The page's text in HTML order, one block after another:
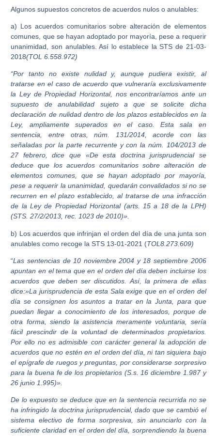
Algunos supuestos concretos de acuerdos nulos o anulables:
a) Los acuerdos comunitarios sobre alteración de elementos
comunes, que se hayan adoptado por mayoría, pese a requerir
unanimidad, son anulables. Así lo establece la STS de 21-03-
2018(TOL 6.558.972)
“Por tanto no existe nulidad y, aunque pudiera existir, al
tratarse en el caso de acuerdo que vulneraría exclusivamente
la Ley de Propiedad Horizontal, nos encontraríamos ante un
supuesto de anulabilidad sujeto a que se solicite dicha
declaración de nulidad dentro de los plazos establecidos en la
Ley, ampliamente superados en el caso. Esta sala en
sentencia, entre otras, núm. 131/2014, acorde con las
señaladas por la parte recurrente y con la núm. 104/2013 de
27 febrero, dice que «De esta doctrina jurisprudencial se
deduce que los acuerdos comunitarios sobre alteración de
elementos comunes, que se hayan adoptado por mayoría,
pese a requerir la unanimidad, quedarán convalidados si no se
recurren en el plazo establecido, al tratarse de una infracción
de la Ley de Propiedad Horizontal (arts. 15 a 18 de la LPH)
(STS. 27/2/2013, rec. 1023 de 2010)».
b) Los acuerdos que infrinjan el orden del día de una junta son
anulables como recoge la STS 13-01-2021 (TOL8.273.609)
“Las sentencias de 10 noviembre 2004 y 18 septiembre 2006
apuntan en el tema que en el orden del día deben incluirse los
acuerdos que deben ser discutidos. Así, la primera de ellas
dice:»La jurisprudencia de esta Sala exige que en el orden del
día se consignen los asuntos a tratar en la Junta, para que
puedan llegar a conocimiento de los interesados, porque de
otra forma, siendo la asistencia meramente voluntaria, sería
fácil prescindir de la voluntad de determinados propietarios.
Por ello no es admisible con carácter general la adopción de
acuerdos que no estén en el orden del día, ni tan siquiera bajo
el epígrafe de ruegos y preguntas, por considerarse sorpresivo
para la buena fe de los propietarios (S.s. 16 diciembre 1.987 y
26 junio 1.995)».
De lo expuesto se deduce que en la sentencia recurrida no se
ha infringido la doctrina jurisprudencial, dado que se cambió el
sistema electivo de forma sorpresiva, sin anunciarlo con la
suficiente claridad en el orden del día, sorprendiendo la buena